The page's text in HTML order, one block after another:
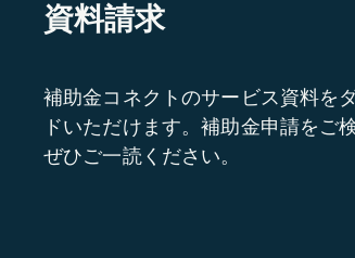
資料請求
補助金コネクトのサービス資料を
ドいただけます。補助金申請をご
ぜひご一読ください。